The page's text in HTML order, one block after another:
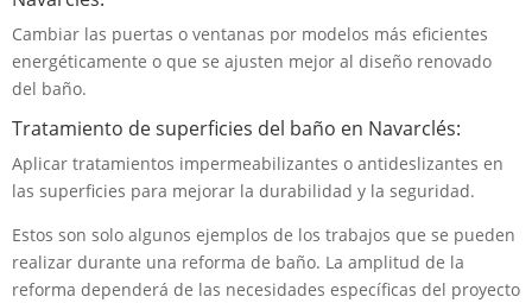
Cambiar las puertas o ventanas por modelos más eficientes
energéticamente o que se ajusten mejor al diseño renovado
del baño.
Tratamiento de superficies del baño en Navarclés:
Aplicar tratamientos impermeabilizantes o antideslizantes en
las superficies para mejorar la durabilidad y la seguridad.
Estos son solo algunos ejemplos de los trabajos que se pueden
realizar durante una reforma de baño. La amplitud de la
reforma dependerá de las necesidades específicas del proyecto